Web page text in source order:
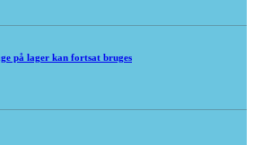
på lager kan fortsat bruges